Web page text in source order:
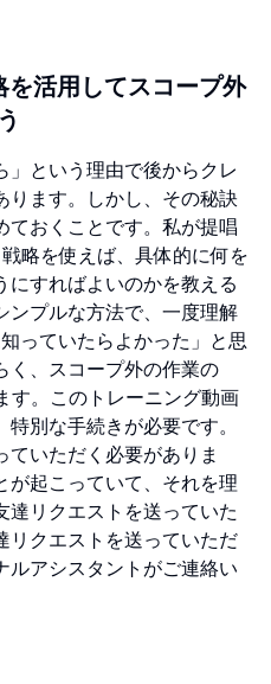
活用してスコープ外
」という理由で後からクレ
ります。しかし、その秘訣
ておくことです。私が提唱
略を使えば、具体的に何を
にすればよいのかを教える
ンプルな方法で、一度理解
っていたらよかった」と思
く、スコープ外の作業の
す。このトレーニング動画
別な手続きが必要です。
いただく必要がありま
が起こっていて、それを理
達リクエストを送っていた
リクエストを送っていただ
ルアシスタントがご連絡い